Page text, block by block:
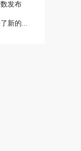
发布
新的...